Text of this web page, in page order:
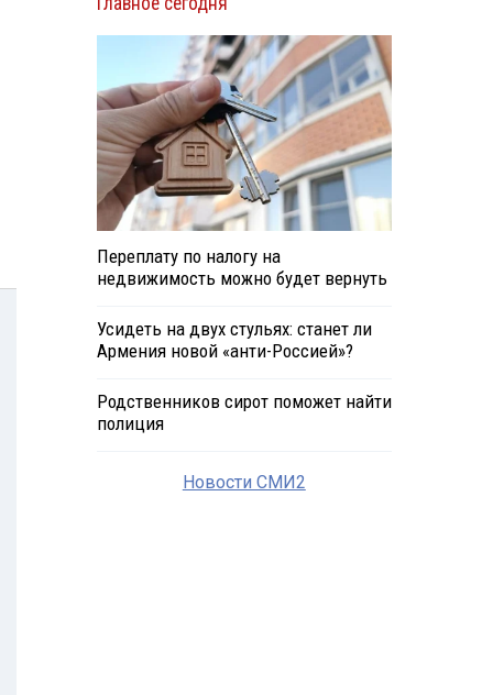
Переплату по налогу на
недвижимость можно будет вернуть
Усидеть на двух стульях: станет ли
Армения новой «анти-Россией»?
Родственников сирот поможет найти
полиция
Новости СМИ2